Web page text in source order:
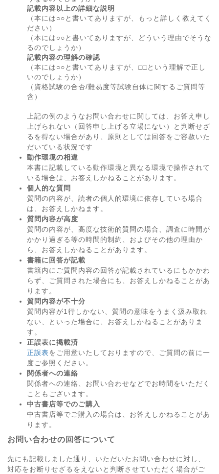
記載内容以上の詳細な説明
（本には○○と書いてありますが、もっと詳しく教えてく
ださい）
（本には○○と書いてありますが、どういう理由でそうな
るのでしょうか）
記載内容の理解の確認
（本には○○と書いてありますが、□□という理解で正し
いのでしょうか）
（資格試験の合否/難易度等試験自体に関するご質問等
含）
上記の例のようなお問い合わせに関しては、お答え申し
上げられない（回答申し上げる立場にない）と判断せざ
るを得ない場合があり、原則としては回答をご容赦いた
だいている状況です
動作環境の相違
本書に記載している動作環境と異なる環境で操作されて
いる場合は、お答えしかねることがあります。
個人的な質問
質問の内容が、読者の個人的環境に依存している場合
は、お答えしかねます。
質問内容が高度
質問の内容が、高度な技術的質問の場合、調査に時間が
かかり過ぎる等の時間的制約、およびその他の理由か
ら、お答えしかねることがあります。
書籍に回答が記載
書籍内にご質問内容の回答が記載されているにもかかわ
らず、ご質問された場合にも、お答えしかねることがあ
ります。
質問内容が不十分
質問内容が1行しかない、質問の意味をうまく汲み取れ
ない、といった場合に、お答えしかねることがありま
す。
正誤表に掲載済
正誤表をご用意いたしておりますので、ご質問の前に一
度ご参照ください。
関係者への連絡
関係者への連絡、お問い合わせなどでお時間をいただく
こともございます。
中古書店等でのご購入
中古書店等でご購入の場合は、お答えしかねることがあ
ります。
お問い合わせの回答について
先にも記載しました通り、いただいたお問い合わせに対し、
対応をお断りせざるをえないと判断させていただく場合がご